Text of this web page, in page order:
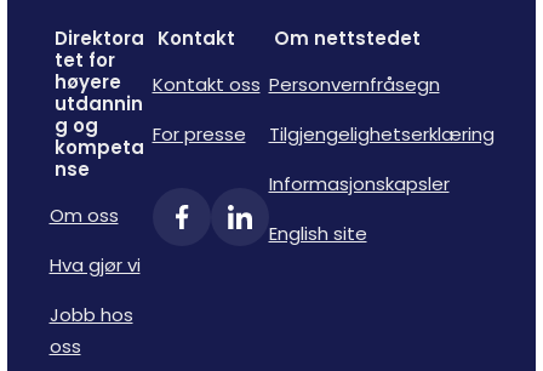
Direktora
tet for
høyere
utdannin
g og
kompeta
nse
Om oss
Hva gjør vi
Jobb hos
oss
Kontakt
Kontakt oss
For presse
Om nettstedet
Personvernfråsegn
Tilgjengelighetserklæring
Informasjonskapsler
English site